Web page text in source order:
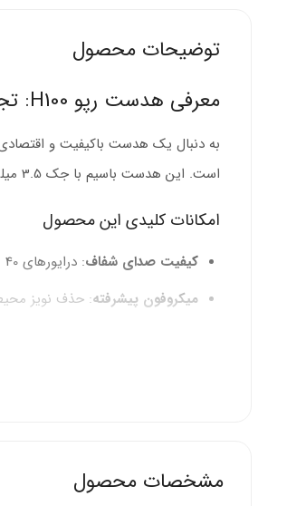
توضیحات محصول
معرفی هدست رپو H100: تجربه‌ای راحت برای مکالمه و موسیقی
به دنبال یک هدست باکیفیت و
است. این هدست باسیم با جک 3.5 میلی‌متری به راحتی به موبایل، تبلت، و کامپیوتر متصل می‌شود و تجربه‌ای بی‌دردسر ارائه می‌دهد.
امکانات کلیدی این محصول
کیفیت صدای شفاف: درایورهای 40 میلی‌متری برای صدایی متعادل با فرکانس 20 هرتز تا 20 کیلوهرتز.
میکروفون پیشرفته: حذف نویز
مشخصات محصول